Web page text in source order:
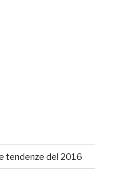
tendenze del 2016